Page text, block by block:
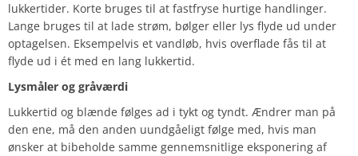
lukkertider. Korte bruges til at fastfryse hurtige handlinger.
Lange bruges til at lade strøm, bølger eller lys flyde ud under
optagelsen. Eksempelvis et vandløb, hvis overflade fås til at
flyde ud i ét med en lang lukkertid.
Lysmåler og gråværdi
Lukkertid og blænde følges ad i tykt og tyndt. Ændrer man på
den ene, må den anden uundgåeligt følge med, hvis man
ønsker at bibeholde samme gennemsnitlige eksponering af